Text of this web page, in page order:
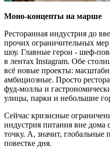
Моно-концепты на марше
Ресторанная индустрия до
прочих ограничительных
шоу. Главные герои - шеф-
в лентах Instagram. Обе
всё новые проекты:
амбициозные. Просто
фуд-моллы и
улицы, парки и небольшие
Сейчас кризисные
индустрия питания вне дома
точку. А, значит, глобальные
повестке дня.